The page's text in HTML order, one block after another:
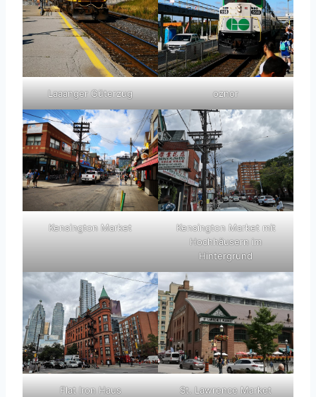
Laaanger Güterzug oznor
Kensington Market
Kensington Market mit
Hochhäusern im
Hintergrund
Flat Iron Haus St. Lawrence Market